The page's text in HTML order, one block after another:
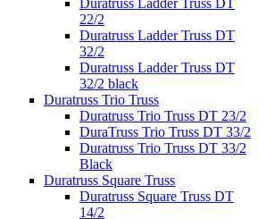
Duratruss Ladder Truss DT
22/2
Duratruss Ladder Truss DT
32/2
Duratruss Ladder Truss DT
32/2 black
Duratruss Trio Truss
Duratruss Trio Truss DT 23/2
DuraTruss Trio Truss DT 33/2
Duratruss Trio Truss DT 33/2
Black
Duratruss Square Truss
Duratruss Square Truss DT
14/2